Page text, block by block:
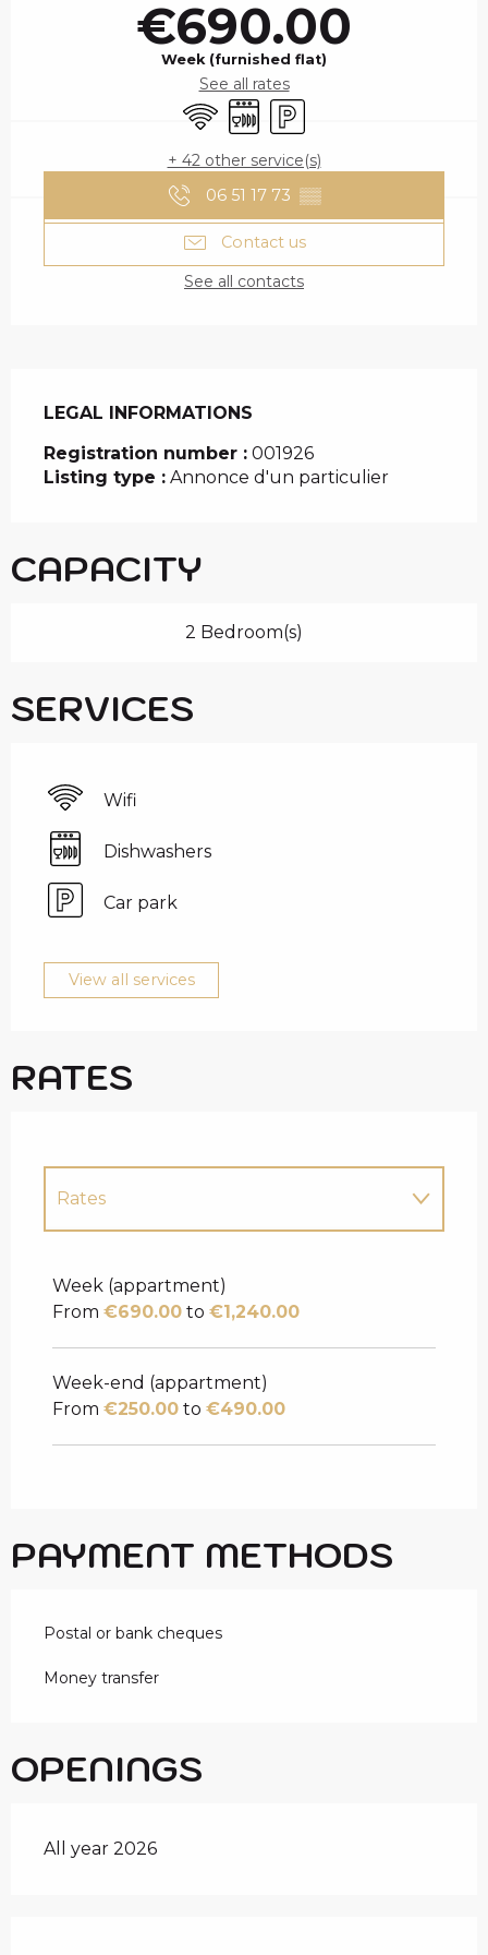
€690.00
Week (furnished flat)
See all rates
Wifi Dishwashers
Car park
+ 42 other service(s)
06 51 17 73 ▒▒
Contact us
See all contacts
LEGAL INFORMATIONS
LEGAL INFORMATIONS
Registration number : 001926
Listing type : Annonce d'un particulier
CAPACITY
2 Bedroom(s)
SERVICES
Wifi
Dishwashers
Car park
View all services
RATES
Rates
Week (appartment)
From €690.00 to €1,240.00
Week-end (appartment)
From €250.00 to €490.00
PAYMENT METHODS
Postal or bank cheques
Money transfer
OPENINGS
All year 2026